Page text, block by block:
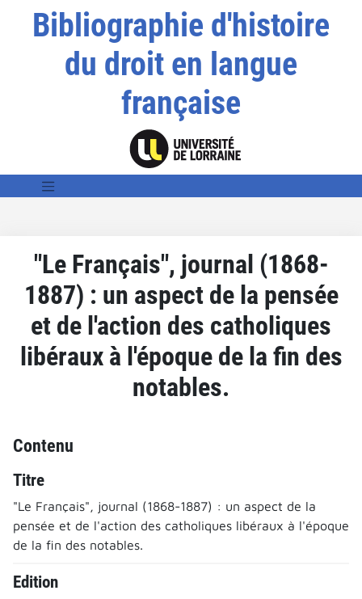
Bibliographie d'histoire
du droit en langue
française
"Le Français", journal (1868-
1887) : un aspect de la pensée
et de l'action des catholiques
libéraux à l'époque de la fin des
notables.
Contenu
Titre
"Le Français", journal (1868-1887) : un aspect de la
pensée et de l'action des catholiques libéraux à l'époque
de la fin des notables.
Edition